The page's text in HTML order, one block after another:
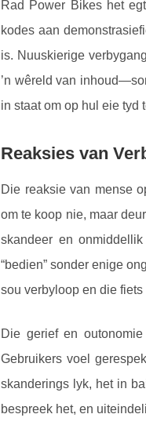
Rad Power Bikes het
kodes aan
is. Nuuskierige
’n wêreld van
in staat om op hul eie tyd
Reaksies van
Die reaksie van mense
om te koop nie, maar
skandeer en
“bedien” sonder enige
sou verbyloop en die fiets
Die gerief en
Gebruikers voel
skanderings lyk, het in
bespreek het, en